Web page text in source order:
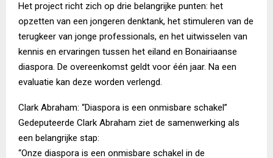
Het project richt zich op drie belangrijke punten: het
opzetten van een jongeren denktank, het stimuleren van de
terugkeer van jonge professionals, en het uitwisselen van
kennis en ervaringen tussen het eiland en Bonairiaanse
diaspora. De overeenkomst geldt voor één jaar. Na een
evaluatie kan deze worden verlengd.
Clark Abraham: “Diaspora is een onmisbare schakel”
Gedeputeerde Clark Abraham ziet de samenwerking als
een belangrijke stap:
“Onze diaspora is een onmisbare schakel in de